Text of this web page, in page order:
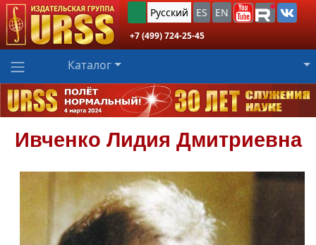
Русский ES EN
+7 (499) 724-25-45
Каталог
Ивченко Лидия Дмитриевна